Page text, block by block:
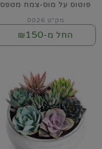
פוטוס על מוס-צמח מטפס
מק"ט 0026
החל מ-₪150